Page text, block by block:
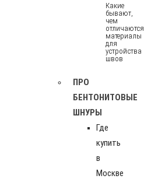
Какие
бывают,
чем
отличаются,
материалы
для
устройства
швов
ПРО
БЕНТОНИТОВЫЕ
ШНУРЫ
Где
купить
в
Москве